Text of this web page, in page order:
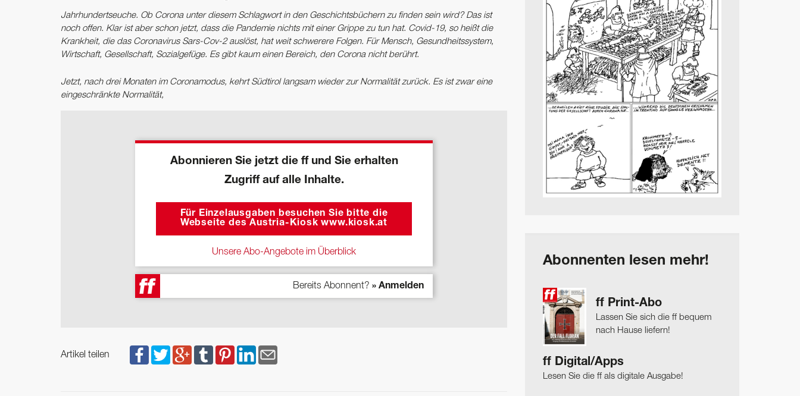
Jahrhundertseuche. Ob Corona unter diesem Schlagwort in den Geschichtsbüchern zu finden sein wird? Das ist
noch offen. Klar ist aber schon jetzt, dass die Pandemie nichts mit einer Grippe zu tun hat. Covid-19, so heißt die
Krankheit, die das Coronavirus Sars-Cov-2 auslöst, hat weit schwerere Folgen. Für Mensch, Gesundheitssystem,
Wirtschaft, Gesellschaft, Sozialgefüge. Es gibt kaum einen Bereich, den Corona nicht berührt.
Jetzt, nach drei Monaten im Coronamodus, kehrt Südtirol langsam wieder zur Normalität zurück. Es ist zwar eine
eingeschränkte Normalität,
Abonnieren Sie jetzt die ff und Sie erhalten
Zugriff auf alle Inhalte.
Für Einzelausgaben besuchen Sie bitte die
Webseite des Austria-Kiosk www.kiosk.at
Unsere Abo-Angebote im Überblick
Bereits Abonnent? » Anmelden
Artikel teilen
Abonnenten lesen mehr!
ff Print-Abo
Lassen Sie sich die ff bequem
nach Hause liefern!
ff Digital/Apps
Lesen Sie die ff als digitale Ausgabe!